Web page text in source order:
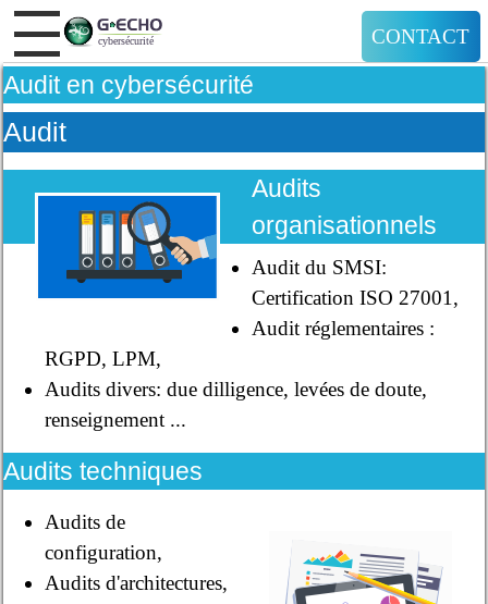
CONTACT
Audit en cybersécurité
Audit
Audits
organisationnels
Audit du SMSI:
Certification ISO 27001,
Audit réglementaires :
RGPD, LPM,
Audits divers: due dilligence, levées de doute,
renseignement ...
Audits techniques
Audits de
configuration,
Audits d'architectures,